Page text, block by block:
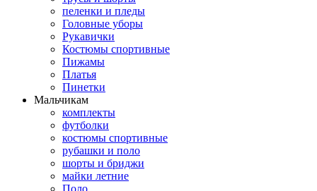
пеленки и пледы
Головные уборы
Рукавички
Костюмы спортивные
Пижамы
Платья
Пинетки
Мальчикам
комплекты
футболки
костюмы спортивные
рубашки и поло
шорты и бриджи
майки летние
Поло